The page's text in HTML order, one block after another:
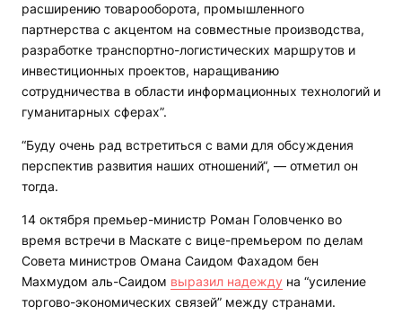
расширению товарооборота, промышленного
партнерства с акцентом на совместные производства,
разработке транспортно-логистических маршрутов и
инвестиционных проектов, наращиванию
сотрудничества в области информационных технологий и
гуманитарных сферах”.
“Буду очень рад встретиться с вами для обсуждения
перспектив развития наших отношений“, — отметил он
тогда.
14 октября премьер-министр Роман Головченко во
время встречи в Маскате с вице-премьером по делам
Совета министров Омана Саидом Фахадом бен
Махмудом аль-Саидом выразил надежду на “усиление
торгово-экономических связей” между странами.